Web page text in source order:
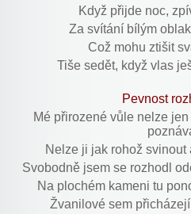
Když přijde noc,
Za svítání bílým
Což mohu ztišit
Tiše sedět, když vlas
Pevnost
Mé přirozené vůle nelze
Nelze ji jak rohož svinout
Svobodně jsem se rozhodl
Na plochém kameni tu
Žvanilové sem